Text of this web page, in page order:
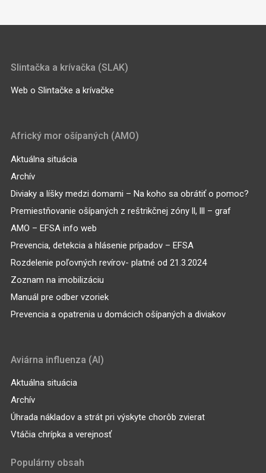
Slintačka a krívačka (SLAK)
Web o Slintačke a krívačke
Africký mor ošípaných (AMO)
Aktuálna situácia
Archív
Diviaky a líšky medzi domami – Na koho sa obrátiť o pomoc?
Premiestňovanie ošípaných z reštrikčnej zóny ll, lll – graf
AMO – EFSA info web
Prevencia, detekcia a hlásenie prípadov – EFSA
Rozdelenie poľovných revírov- platné od 21.3.2024
Zoznam na imobilizáciu
Manuál pre odber vzoriek
Prevencia a opatrenia u domácich ošípaných a diviakov
Aviárna influenza (AI)
Aktuálna situácia
Archív
Úhrada nákladov a strát pri výskyte chorôb zvierat
Vtáčia chrípka a verejnosť
Populárny obsah